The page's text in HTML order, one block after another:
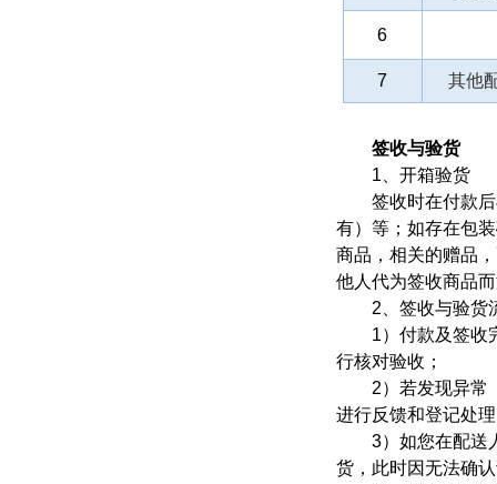
6
7 其他
签收与验货
1、开箱验货
签收时在付款后
有）等；如存在包
商品，相关的赠品
他人代为签收商品
2、签收与验货
1）付款及签收完
行核对验收；
2）若发现异常（
进行反馈和登记处
3）如您在配送人
货，此时因无法确